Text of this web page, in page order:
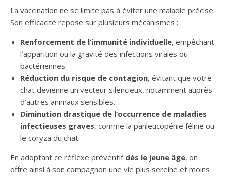
La vaccination ne se limite pas à éviter une maladie précise.
Son efficacité repose sur plusieurs mécanismes :
Renforcement de l’immunité individuelle, empêchant
l’apparition ou la gravité des infections virales ou
bactériennes.
Réduction du risque de contagion, évitant que votre
chat devienne un vecteur silencieux, notamment auprès
d’autres animaux sensibles.
Diminution drastique de l’occurrence de maladies
infectieuses graves, comme la panleucopénie féline ou
le coryza du chat.
En adoptant ce réflexe préventif dès le jeune âge, on
offre ainsi à son compagnon une vie plus sereine et moins